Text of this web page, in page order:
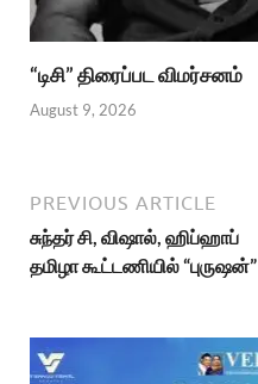
“டிசி” திரைப்பட விமர்சனம்
August 9, 2026
PREVIOUS ARTICLE
சுந்தர் சி, விஷால், ஹிப்ஹாப்
தமிழா கூட்டணியில் “புருஷன்”